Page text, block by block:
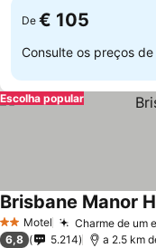
De € 105
Consulte os preços de
Escolha popular
2 Estrelas
Motel Charme de um
Brisbane Manor
6,8 5.214 a 2.5 km